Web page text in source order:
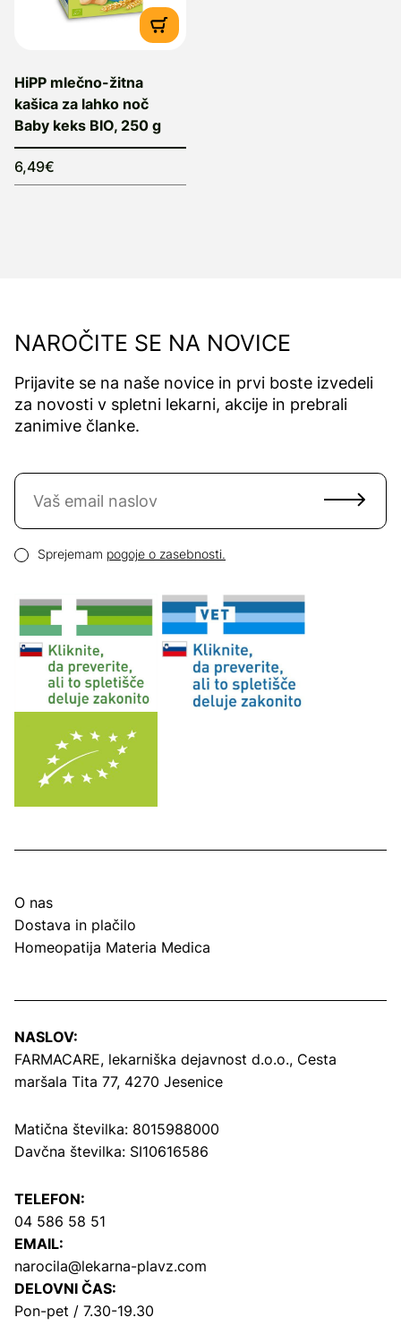
HiPP mlečno-žitna
kašica za lahko noč
Baby keks BIO, 250 g
6,49€
NAROČITE SE NA NOVICE
Prijavite se na naše novice in prvi boste izvedeli
za novosti v spletni lekarni, akcije in prebrali
zanimive članke.
Naročite se na novice
Pogoji zasebnosti
Sprejemam pogoje o zasebnosti.
O nas
Dostava in plačilo
Homeopatija Materia Medica
NASLOV:
FARMACARE, lekarniška dejavnost d.o.o., Cesta
maršala Tita 77, 4270 Jesenice
Matična številka: 8015988000
Davčna številka: SI10616586
TELEFON:
04 586 58 51
EMAIL:
narocila@lekarna-plavz.com
DELOVNI ČAS:
Pon-pet / 7.30-19.30